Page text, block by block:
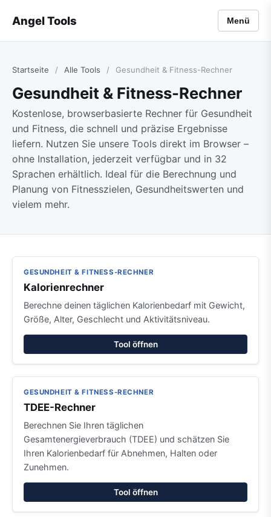
Angel Tools Menü
Startseite / Alle Tools / Gesundheit & Fitness-Rechner
Gesundheit & Fitness-Rechner
Kostenlose, browserbasierte Rechner für Gesundheit
und Fitness, die schnell und präzise Ergebnisse
liefern. Nutzen Sie unsere Tools direkt im Browser –
ohne Installation, jederzeit verfügbar und in 32
Sprachen erhältlich. Ideal für die Berechnung und
Planung von Fitnesszielen, Gesundheitswerten und
vielem mehr.
GESUNDHEIT & FITNESS-RECHNER
Kalorienrechner
Berechne deinen täglichen Kalorienbedarf mit Gewicht,
Größe, Alter, Geschlecht und Aktivitätsniveau.
Tool öffnen
GESUNDHEIT & FITNESS-RECHNER
TDEE-Rechner
Berechnen Sie Ihren täglichen
Gesamtenergieverbrauch (TDEE) und schätzen Sie
Ihren Kalorienbedarf für Abnehmen, Halten oder
Zunehmen.
Tool öffnen